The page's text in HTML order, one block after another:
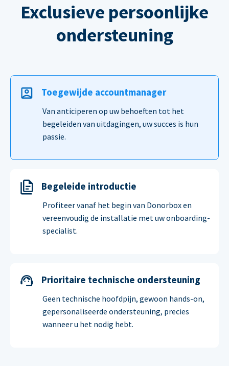
Exclusieve persoonlijke
ondersteuning
Toegewijde accountmanager
Van anticiperen op uw behoeften tot het
begeleiden van uitdagingen, uw succes is hun
passie.
Begeleide introductie
Profiteer vanaf het begin van Donorbox en
vereenvoudig de installatie met uw onboarding-
specialist.
Prioritaire technische ondersteuning
Geen technische hoofdpijn, gewoon hands-on,
gepersonaliseerde ondersteuning, precies
wanneer u het nodig hebt.